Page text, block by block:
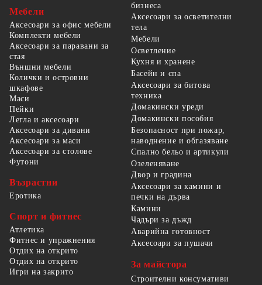
Мебели
Аксесоари за офис мебели
Комплекти мебели
Аксесоари за паравани за
стая
Външни мебели
Колички и островни
шкафове
Маси
Пейки
Легла и аксесоари
Аксесоари за дивани
Аксесоари за маси
Аксесоари за столове
Футони
Възрастни
Еротика
Спорт и фитнес
Атлетика
Фитнес и упражнения
Отдих на открито
Отдих на открито
Игри на закрито
бизнеса
Аксесоари за осветителни
тела
Мебели
Осветление
Кухня и хранене
Басейн и спа
Аксесоари за битова
техника
Домакински уреди
Домакински пособия
Безопасност при пожар,
наводнение и обгазяване
Спално бельо и артикули
Озеленяване
Двор и градина
Аксесоари за камини и
печки на дърва
Камини
Чадъри за дъжд
Аварийна готовност
Аксесоари за пушачи
За майстора
Строителни консумативи